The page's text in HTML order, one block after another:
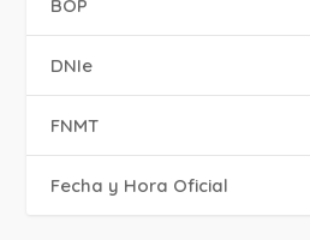
BOP
DNIe
FNMT
Fecha y Hora Oficial